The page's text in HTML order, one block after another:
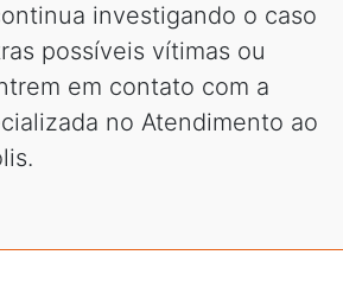
investigando o caso
possíveis vítimas ou
em contato com a
no Atendimento ao